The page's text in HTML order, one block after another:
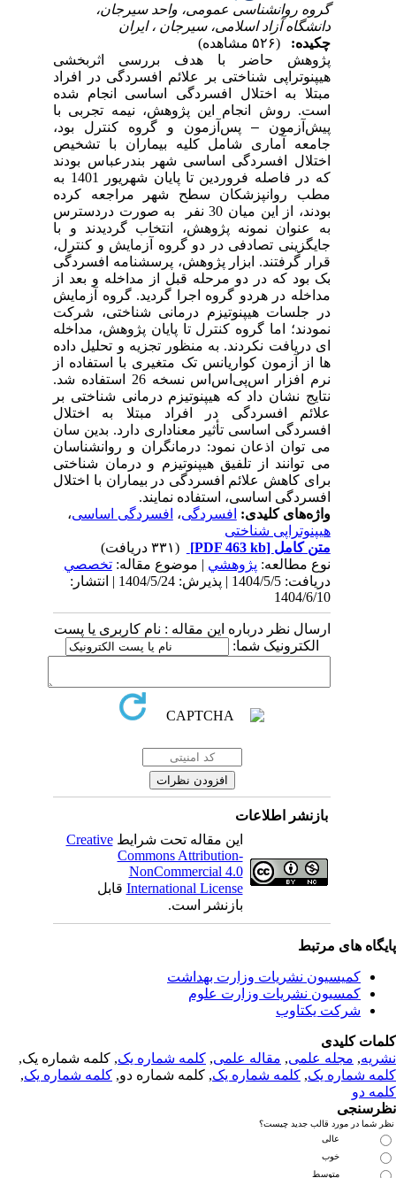
گروه روانشناسی عمومی، واحد سیرجان،
دانشگاه آزاد اسلامی، سیرجان ، ایران
چکیده:
پژوهش حاضر با هدف بررسی اثربخشی
هیپنوتراپی شناختی بر علائم افسردگی در افراد
مبتلا به اختلال افسردگی اساسی انجام شده
است.روش انجام این پژوهش، نیمه تجربی با
پیش‌آزمون
پس‌آزمون و گروه کنترل بود،
جامعه آماری شامل کلیه بیماران با تشخیص
اختلال افسردگی اساسی شهر بندرعباس بودند
که در فاصله فروردین تا پایان شهریور 1401 به
مطب روانپزشکان سطح شهر مراجعه کرده
بودند، از این میان 30 نفر به صورت دردسترس
به عنوان نمونه پژوهش، انتخاب گردیدند و با
جایگزینی تصادفی در دو گروه آزمایش و کنترل،
قرار گرفتند. ابزار پژوهش، پرسشنامه افسردگی
بک بود که در دو مرحله قبل از مداخله و بعد از
مداخله در هردو گروه اجرا گردید. گروه آزمایش
در جلسات هیپنوتیزم درمانی شناختی، شرکت
نمودند؛ اماگروه کنترل تا پایان پژوهش، مداخله
ای دریافت نکردند.به منظور تجزیه و تحلیل داده
ها از آزمون کواریانس تک متغیری با استفاده از
نرم افزار اس‌پی‌اس‌اس نسخه 26 استفاده شد.
نتایج نشان داد که هیپنوتیزم درمانی شناختی بر
علائم افسردگی در افراد مبتلا به اختلال
افسردگی اساسی تأثیر معناداری دارد. بدین سان
می توان اذعان نمود: درمانگران و روانشناسان
می توانند از تلفیق هیپنوتیزم و درمان شناختی
برای کاهش علائم افسردگی در بیماران با اختلال
افسردگی اساسی، استفاده نمایند.
واژه‌های کلیدی:افسردگی،افسردگی اساسی،
هیپنوتراپی شناختی
متن کامل[PDF 463 kb]
نوع مطالعه:پژوهشي| موضوع مقاله:تخصصي
دریافت: 1404/5/5 | پذیرش: 1404/5/24 | انتشار:
1404/6/10
ارسال نظر درباره این مقاله : نام کاربری یا پست
الکترونیک شما:
بازنشر اطلاعات
این مقاله تحت شرایطCreative
Commons Attribution-
NonCommercial 4.0
International Licenseقابل
بازنشر است.
های مرتبط
کمیسیون نشریات وزارت بهداشت
کمسیون نشریات وزارت علوم
شرکت یکتاوب
کلیدی
,مجله علمی, مقاله علمی, کلمه شماره یک, کلمه شماره یک,
شماره یک,کلمه شماره یک, کلمه شماره دو,کلمه شماره یک,
دو
شما در مورد قالب جدید چیست؟
عالی
خوب
متوسط